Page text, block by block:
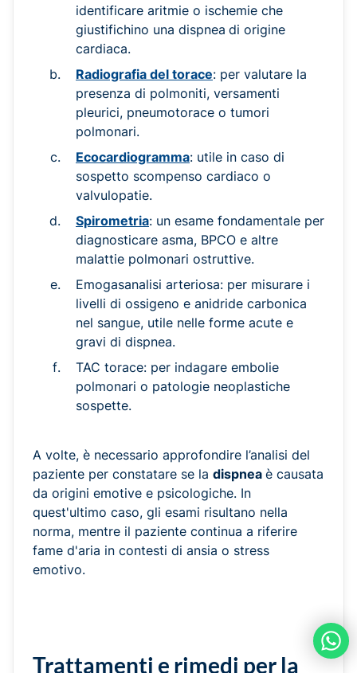
identificare aritmie o ischemie che
giustifichino una dispnea di origine
cardiaca.
Radiografia del torace: per valutare la
presenza di polmoniti, versamenti
pleurici, pneumotorace o tumori
polmonari.
Ecocardiogramma: utile in caso di
sospetto scompenso cardiaco o
valvulopatie.
Spirometria: un esame fondamentale per
diagnosticare asma, BPCO e altre
malattie polmonari ostruttive.
Emogasanalisi arteriosa: per misurare i
livelli di ossigeno e anidride carbonica
nel sangue, utile nelle forme acute e
gravi di dispnea.
TAC torace: per indagare embolie
polmonari o patologie neoplastiche
sospette.
A volte, è necessario approfondire l’analisi del
paziente per constatare se la dispnea è causata
da origini emotive e psicologiche. In
quest'ultimo caso, gli esami risultano nella
norma, mentre il paziente continua a riferire
fame d'aria in contesti di ansia o stress
emotivo.
Trattamenti e rimedi per la